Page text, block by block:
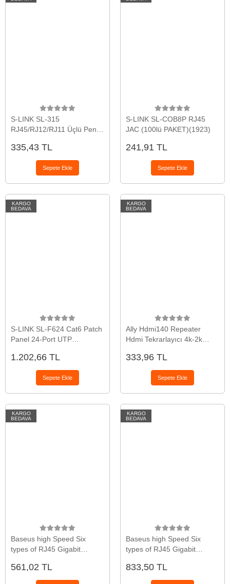
S-LINK SL-315
RJ45/RJ12/RJ11 Üçlü Pense
Pensesi(1923)
335,43 TL
Sepete Ekle
S-LINK SL-COB8P RJ45
JAC (100lü PAKET)(1923)
241,91 TL
Sepete Ekle
KARGO
BEDAVA
S-LINK SL-F624 Cat6 Patch
Panel 24-Port UTP
1.202,66 TL
Sepete Ekle
KARGO
BEDAVA
Ally Hdmi140 Repeater
Hdmi Tekrarlayıcı 4k-2k
333,96 TL
Sepete Ekle
KARGO
BEDAVA
Baseus high Speed Six
types of RJ45 Gigabit
cable)10metre-(5775)
561,02 TL
KARGO
BEDAVA
Baseus high Speed Six
types of RJ45 Gigabit
cable)15metre-(5775)
833,50 TL